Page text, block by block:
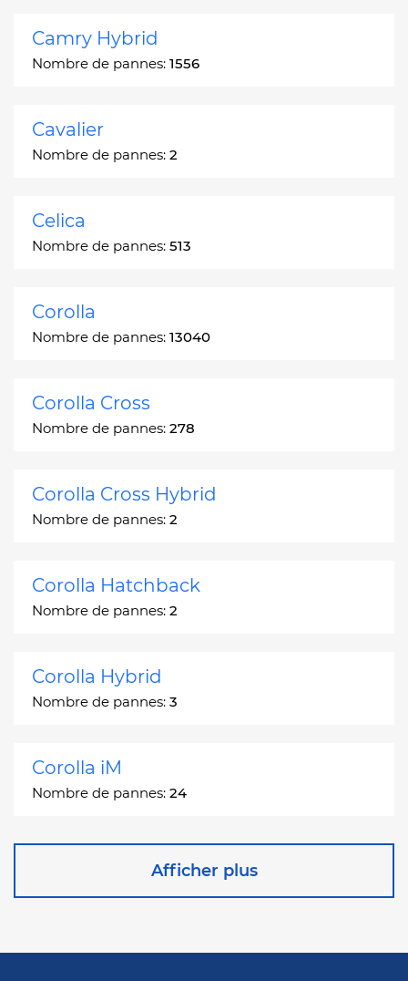
Camry Hybrid
Nombre de pannes: 1556
Cavalier
Nombre de pannes: 2
Celica
Nombre de pannes: 513
Corolla
Nombre de pannes: 13040
Corolla Cross
Nombre de pannes: 278
Corolla Cross Hybrid
Nombre de pannes: 2
Corolla Hatchback
Nombre de pannes: 2
Corolla Hybrid
Nombre de pannes: 3
Corolla iM
Nombre de pannes: 24
Corona Station Wagon
Afficher plus